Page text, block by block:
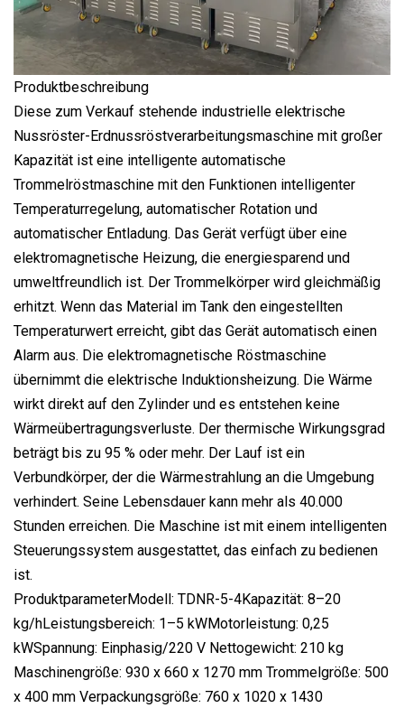
Produktbeschreibung
Diese zum Verkauf stehende industrielle elektrische
Nussröster-Erdnussröstverarbeitungsmaschine mit großer
Kapazität ist eine intelligente automatische
Trommelröstmaschine mit den Funktionen intelligenter
Temperaturregelung, automatischer Rotation und
automatischer Entladung. Das Gerät verfügt über eine
elektromagnetische Heizung, die energiesparend und
umweltfreundlich ist. Der Trommelkörper wird gleichmäßig
erhitzt. Wenn das Material im Tank den eingestellten
Temperaturwert erreicht, gibt das Gerät automatisch einen
Alarm aus. Die elektromagnetische Röstmaschine
übernimmt die elektrische Induktionsheizung. Die Wärme
wirkt direkt auf den Zylinder und es entstehen keine
Wärmeübertragungsverluste. Der thermische Wirkungsgrad
beträgt bis zu 95 % oder mehr. Der Lauf ist ein
Verbundkörper, der die Wärmestrahlung an die Umgebung
verhindert. Seine Lebensdauer kann mehr als 40.000
Stunden erreichen. Die Maschine ist mit einem intelligenten
Steuerungssystem ausgestattet, das einfach zu bedienen
ist.
ProduktparameterModell: TDNR-5-4Kapazität: 8–20
kg/hLeistungsbereich: 1–5 kWMotorleistung: 0,25
kWSpannung: Einphasig/220 V Nettogewicht: 210 kg
Maschinengröße: 930 x 660 x 1270 mm Trommelgröße: 500
x 400 mm Verpackungsgröße: 760 x 1020 x 1430